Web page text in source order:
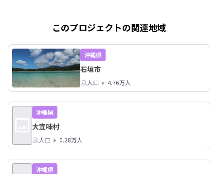
このプロジェクトの関連地域
沖縄県
石垣市
人口 4.76万人
沖縄県
大宜味村
人口 0.28万人
沖縄県